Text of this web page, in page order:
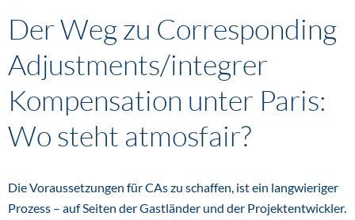
Der Weg zu Corresponding
Adjustments/integrer
Kompensation unter Paris:
Wo steht atmosfair?
Die Voraussetzungen für CAs zu schaffen, ist ein langwieriger
Prozess – auf Seiten der Gastländer und der Projektentwickler.